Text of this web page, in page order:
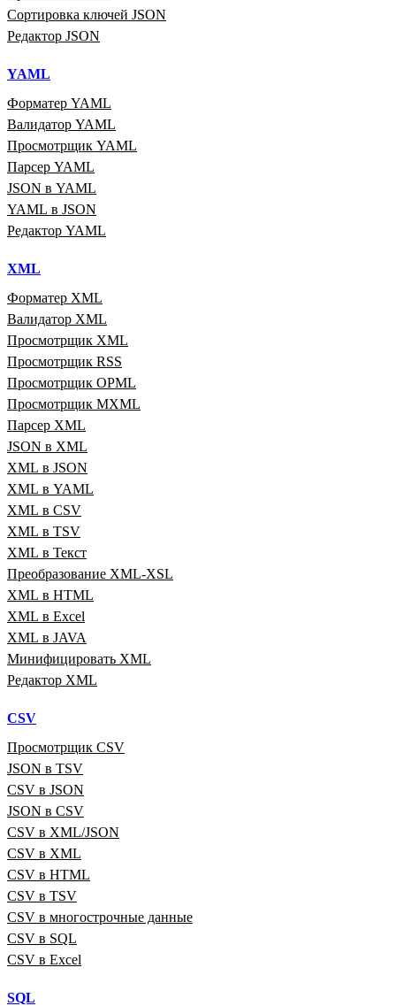
Сортировка ключей JSON
Редактор JSON
YAML
Форматер YAML
Валидатор YAML
Просмотрщик YAML
Парсер YAML
JSON в YAML
YAML в JSON
Редактор YAML
XML
Форматер XML
Валидатор XML
Просмотрщик XML
Просмотрщик RSS
Просмотрщик OPML
Просмотрщик MXML
Парсер XML
JSON в XML
XML в JSON
XML в YAML
XML в CSV
XML в TSV
XML в Текст
Преобразование XML‑XSL
XML в HTML
XML в Excel
XML в JAVA
Минифицировать XML
Редактор XML
CSV
Просмотрщик CSV
JSON в TSV
CSV в JSON
JSON в CSV
CSV в XML/JSON
CSV в XML
CSV в HTML
CSV в TSV
CSV в многострочные данные
CSV в SQL
CSV в Excel
SQL